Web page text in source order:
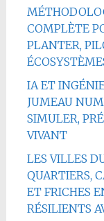
COMPLÈTE
PLANTER,
IA ET
JUMEAU
SIMULER,
VIVANT
LES VILLES
QUARTIERS,
ET FRICHES
RÉSILIENTS